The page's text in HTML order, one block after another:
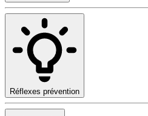
Réflexes prévention